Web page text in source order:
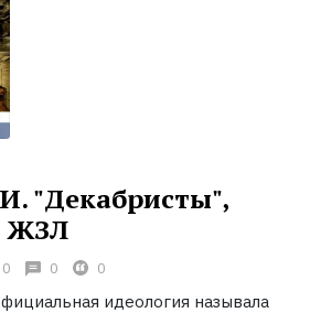
"Декабристы",
ЖЗЛ
0 0 0
идеология называла